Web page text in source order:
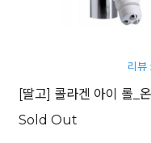
리뷰
[딸고] 콜라겐 아이 롤_
Sold Out